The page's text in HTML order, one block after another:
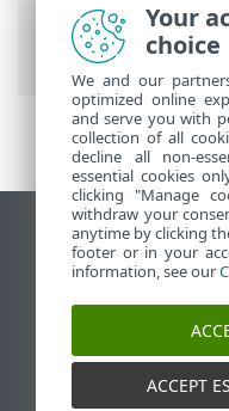
ESET 온라인 도움
개요> 새로운 기능
데스크톱 사이트
End of Life
ESET 지식 베이스
ESET Status Portal
국가별 지원
Your
choice
We and our
optimized online
and serve you with
collection of all
decline all non-
essential cookies
clicking "Manage
withdraw your
anytime by clicking
footer or in your
information, see our
ACCEPT